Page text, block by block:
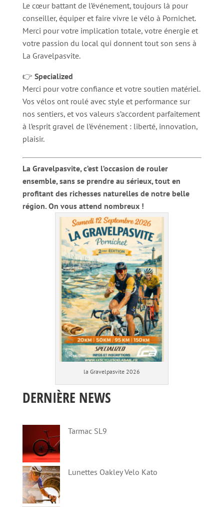
Le cœur battant de l’événement, toujours là pour
conseiller, équiper et faire vivre le vélo à Pornichet.
Merci pour votre implication totale, votre énergie et
votre passion du local qui donnent tout son sens à
La Gravelpasvite.
👉 Specialized
Merci pour votre confiance et votre soutien matériel.
Vos vélos ont roulé avec style et performance sur
nos sentiers, et vos valeurs s’accordent parfaitement
à l’esprit gravel de l’événement : liberté, innovation,
plaisir.
La Gravelpasvite, c’est l’occasion de rouler
ensemble, sans se prendre au sérieux, tout en
profitant des richesses naturelles de notre belle
région. On vous attend nombreux !
la Gravelpasvite 2026
DERNIÈRE NEWS
Tarmac SL9
Lunettes Oakley Velo Kato